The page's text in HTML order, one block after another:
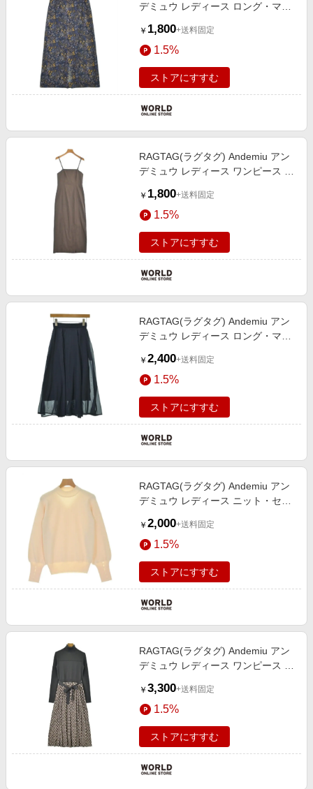
デミュウ レディース ロング・マキ
￥ 1,800+送料固定
1.5%
ストアにすすむ
RAGTAG(ラグタグ) Andemiu アン
デミュウ レディース ワンピース サ
￥ 1,800+送料固定
1.5%
ストアにすすむ
RAGTAG(ラグタグ) Andemiu アン
デミュウ レディース ロング・マキ
￥ 2,400+送料固定
1.5%
ストアにすすむ
RAGTAG(ラグタグ) Andemiu アン
デミュウ レディース ニット・セー
￥ 2,000+送料固定
1.5%
ストアにすすむ
RAGTAG(ラグタグ) Andemiu アン
デミュウ レディース ワンピース サ
￥ 3,300+送料固定
1.5%
ストアにすすむ